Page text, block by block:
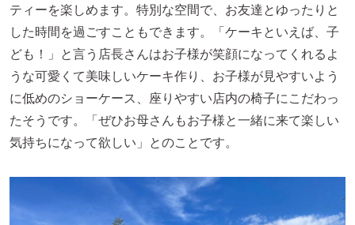
ティーを楽しめます。特別な空間で、お友達とゆったりと
した時間を過ごすこともできます。「ケーキといえば、子
ども！」と言う店長さんはお子様が笑顔になってくれるよ
うな可愛くて美味しいケーキ作り、お子様が見やすいよう
に低めのショーケース、座りやすい店内の椅子にこだわっ
たそうです。「ぜひお母さんもお子様と一緒に来て楽しい
気持ちになって欲しい」とのことです。